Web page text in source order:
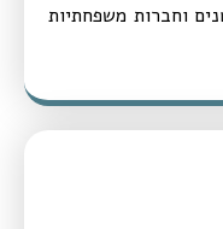
וחברות משפחתיות